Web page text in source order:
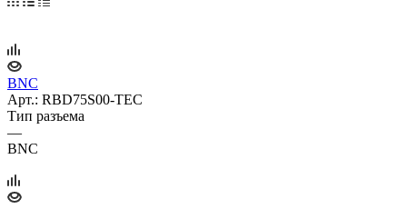
BNC
Арт.: RBD75S00-TEC
Тип разъема
—
BNC